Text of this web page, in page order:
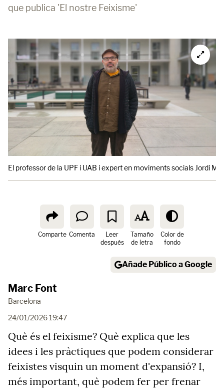
que publica 'El nostre Feixisme'
El professor de la UPF i UAB i expert en moviments socials Jordi
Comparte Comenta
Leer
después
Tamaño
de letra
Color de
fondo
Añade Público a Google
Marc Font
Barcelona
24/01/2026 19:47
Què és el feixisme? Què explica que les
idees i les pràctiques que podem considerar
feixistes visquin un moment d'expansió? I,
més important, què podem fer per frenar